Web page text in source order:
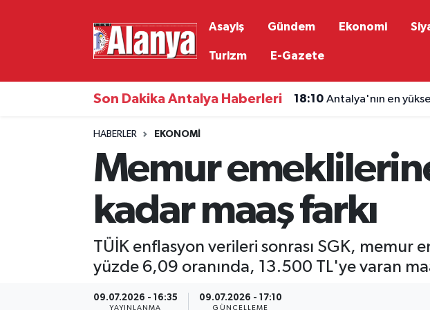
Asayiş Gündem Ekonomi
Turizm E-Gazete
Son Dakika Antalya Haberleri 18:10 Antalya'nın en
HABERLER EKONOMI
Memur
kadar maaş farkı
TÜİK enflasyon verileri sonrası SGK, memur
yüzde 6,09 oranında, 13.500 TL'ye varan
09.07.2026 - 16:35
YAYINLANMA
09.07.2026 - 17:10
GÜNCELLEME
Resmi İlanlar
Antalya Nöbetçi Eczaneler
Antalya Trafik Yoğunluk Haritası
Süper Lig Puan Durumu ve Fikstür
Son Dakika Haberleri
Haber Arşivi